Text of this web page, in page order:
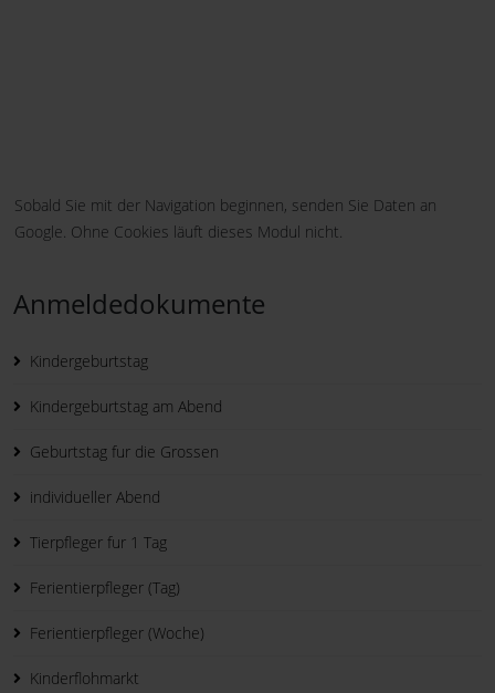
Sobald Sie mit der Navigation beginnen, senden Sie Daten an
Google. Ohne Cookies läuft dieses Modul nicht.
Anmeldedokumente
Kindergeburtstag
Kindergeburtstag am Abend
Geburtstag fur die Grossen
individueller Abend
Tierpfleger fur 1 Tag
Ferientierpfleger (Tag)
Ferientierpfleger (Woche)
Kinderflohmarkt